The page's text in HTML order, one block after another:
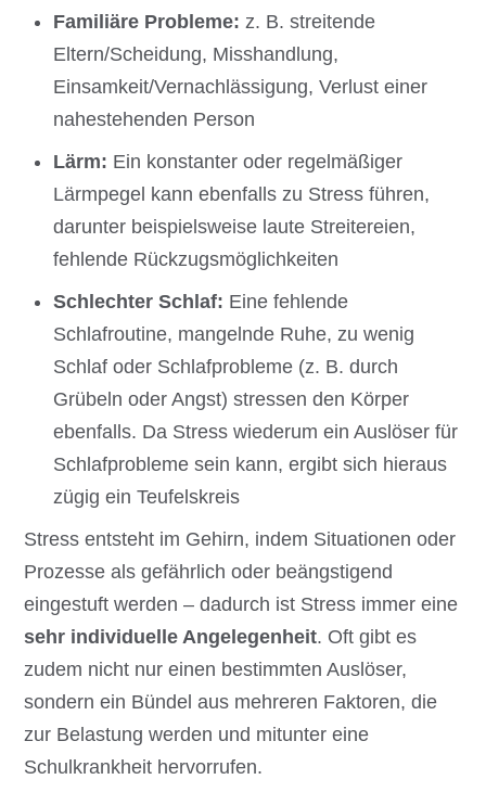
Familiäre Probleme: z. B. streitende
Eltern/Scheidung, Misshandlung,
Einsamkeit/Vernachlässigung, Verlust einer
nahestehenden Person
Lärm: Ein konstanter oder regelmäßiger
Lärmpegel kann ebenfalls zu Stress führen,
darunter beispielsweise laute Streitereien,
fehlende Rückzugsmöglichkeiten
Schlechter Schlaf: Eine fehlende
Schlafroutine, mangelnde Ruhe, zu wenig
Schlaf oder Schlafprobleme (z. B. durch
Grübeln oder Angst) stressen den Körper
ebenfalls. Da Stress wiederum ein Auslöser für
Schlafprobleme sein kann, ergibt sich hieraus
zügig ein Teufelskreis
Stress entsteht im Gehirn, indem Situationen oder
Prozesse als gefährlich oder beängstigend
eingestuft werden – dadurch ist Stress immer eine
sehr individuelle Angelegenheit. Oft gibt es
zudem nicht nur einen bestimmten Auslöser,
sondern ein Bündel aus mehreren Faktoren, die
zur Belastung werden und mitunter eine
Schulkrankheit hervorrufen.